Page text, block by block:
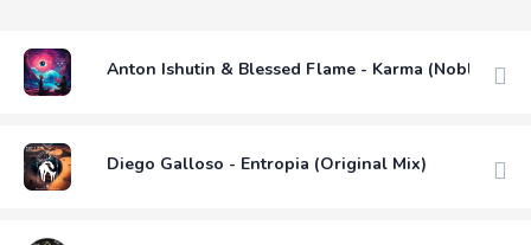
Anton Ishutin & Blessed Flame - Karma (Noble
Diego Galloso - Entropia (Original Mix)